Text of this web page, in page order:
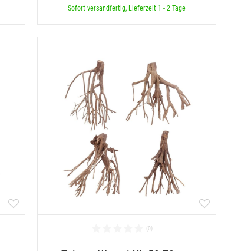
Sofort versandfertig, Lieferzeit 1 - 2 Tage